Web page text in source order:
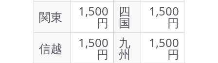
関東
1,500
円
四
国
1,500
円
信越
1,500
円
九
州
1,500
円